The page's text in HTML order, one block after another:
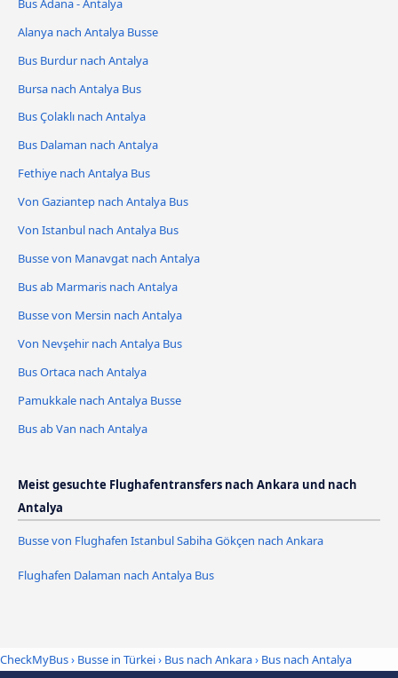
Bus Adana - Antalya
Alanya nach Antalya Busse
Bus Burdur nach Antalya
Bursa nach Antalya Bus
Bus Çolaklı nach Antalya
Bus Dalaman nach Antalya
Fethiye nach Antalya Bus
Von Gaziantep nach Antalya Bus
Von Istanbul nach Antalya Bus
Busse von Manavgat nach Antalya
Bus ab Marmaris nach Antalya
Busse von Mersin nach Antalya
Von Nevşehir nach Antalya Bus
Bus Ortaca nach Antalya
Pamukkale nach Antalya Busse
Bus ab Van nach Antalya
Meist gesuchte Flughafentransfers nach Ankara und nach
Antalya
Busse von Flughafen Istanbul Sabiha Gökçen nach Ankara
Flughafen Dalaman nach Antalya Bus
CheckMyBus› Busse in Türkei› Bus nach Ankara› Bus nach Antalya